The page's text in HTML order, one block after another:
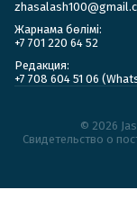
Жарнама бөлімі:
+7 701 220 64 52
Редакция:
+7 708 604 51 06
© 2026
Cвидетельство о